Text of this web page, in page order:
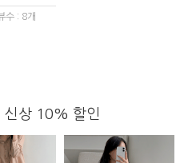
수 : 8개
신상 10% 할인